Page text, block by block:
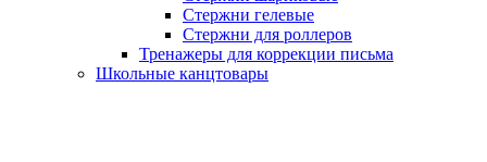
Стержни гелевые
Стержни для роллеров
Тренажеры для коррекции письма
Школьные канцтовары